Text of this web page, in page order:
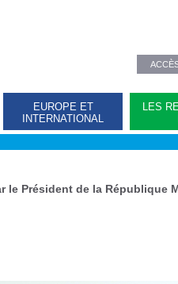
EUROPE ET
INTERNATIONAL
LES
le Président de la République